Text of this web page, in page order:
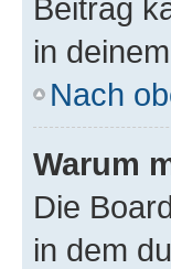
Beitrag
in
Nach
Warum
Die
in dem